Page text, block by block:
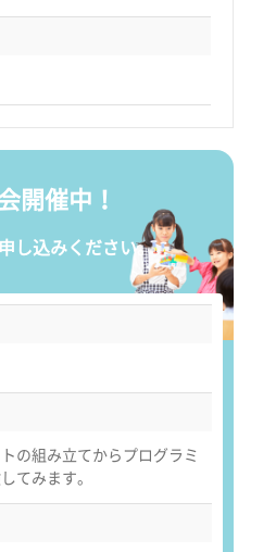
開催中！
し込みください。
の組み立てからプログラミ
てみます。